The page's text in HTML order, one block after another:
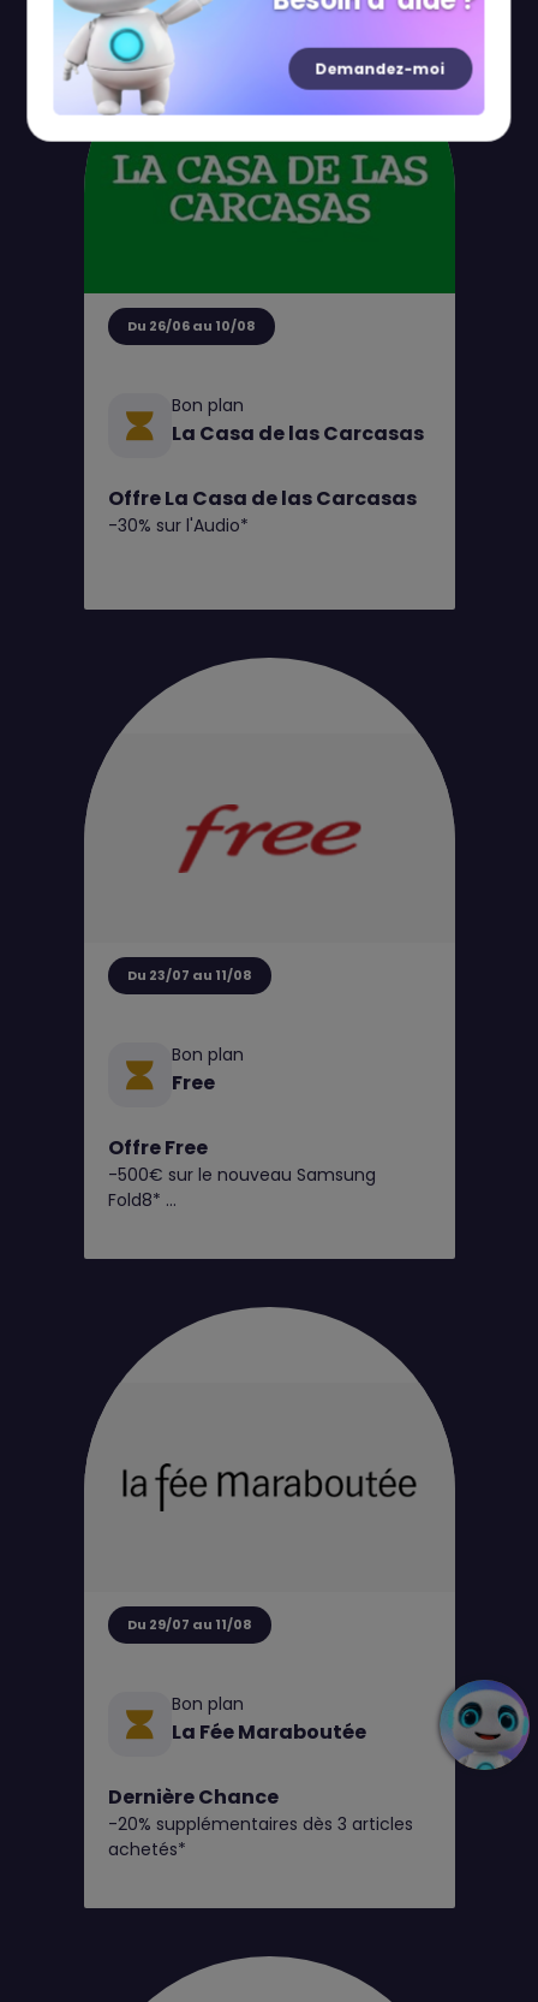
Du 26/06 au 10/08
Bon plan
La Casa de las Carcasas
Offre La Casa de las Carcasas
-30% sur l'Audio*
Du 23/07 au 11/08
Bon plan
Free
Offre Free
-500€ sur le nouveau Samsung
Fold8*
Du 29/07 au 11/08
Bon plan
La Fée Maraboutée
Dernière Chance
-20% supplémentaires dès 3 articles
achetés*
Demandez-moi